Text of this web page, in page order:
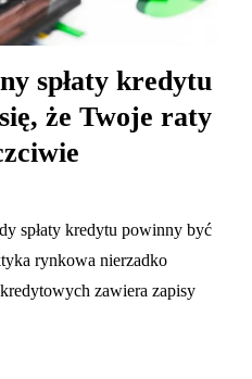
spłaty kredytu
że Twoje raty
spłaty kredytu powinny być
rynkowa nierzadko
zawiera zapisy